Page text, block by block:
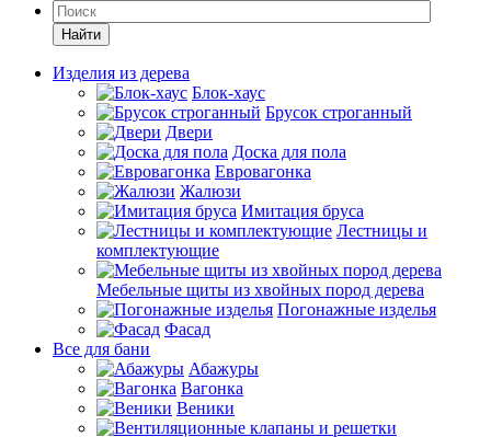
Найти
Изделия из дерева
Блок-хаус
Брусок строганный
Двери
Доска для пола
Евровагонка
Жалюзи
Имитация бруса
Лестницы и
комплектующие
Мебельные щиты из хвойных пород дерева
Погонажные изделья
Фасад
Все для бани
Абажуры
Вагонка
Веники